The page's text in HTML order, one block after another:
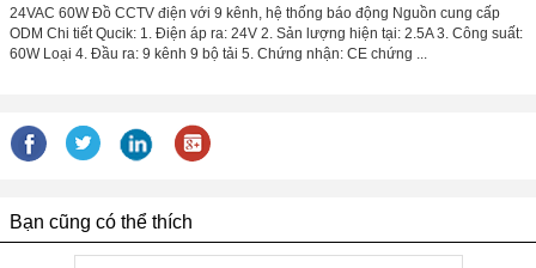
24VAC 60W Đồ CCTV điện với 9 kênh, hệ thống báo động Nguồn cung cấp
ODM Chi tiết Qucik: 1. Điện áp ra: 24V 2. Sản lượng hiện tại: 2.5A 3. Công suất:
60W Loại 4. Đầu ra: 9 kênh 9 bộ tải 5. Chứng nhận: CE chứng ...
Bạn cũng có thể thích